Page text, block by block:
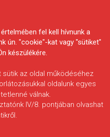
fel kell hívnunk a
ún. "cookie"-kat vagy "sütiket"
készülékére.
sütik az oldal működéséhez
oldalunk egyes
válnak.
IV/8. pontjában olvashat